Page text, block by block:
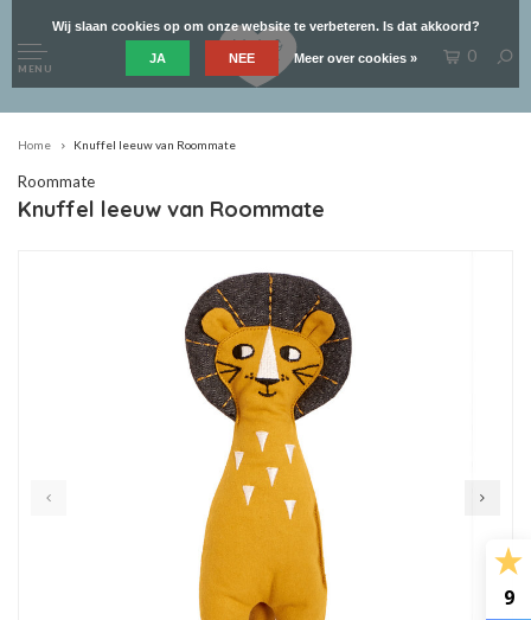
9
MENU
0
Home Knuffel leeuw van Roommate
Roommate
Knuffel leeuw van Roommate
Wij slaan cookies op om onze website te verbeteren. Is dat akkoord?
JA NEE Meer over cookies »